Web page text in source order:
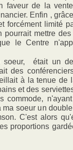
faveur de la
Enfin ,
forcément limité
pourrait mettre
le Centre
soeur, était un
des
à la tenue de
et des
commode,
soeur un
C'est alors
proportions